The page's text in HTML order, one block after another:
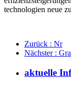
technologien neue
Zurück : Nr
Nächster :
aktuelle